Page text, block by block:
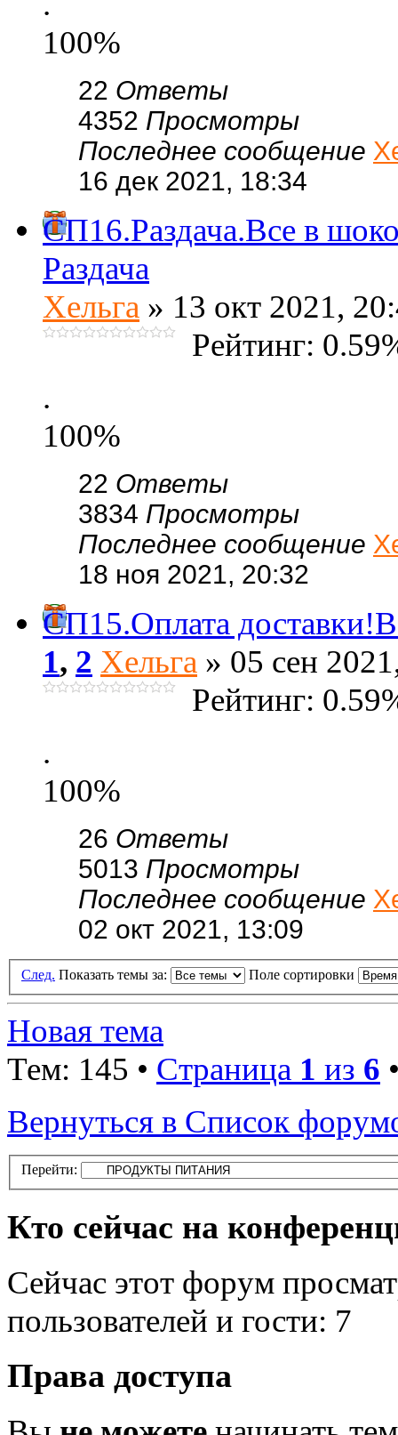
100%
22 Ответы
4352 Просмотры
Последнее сообщение
16 дек 2021, 18:34
СП16.Раздача.Все в
Раздача
Хельга » 13 окт 2021,
Рейтинг:
.
100%
22 Ответы
3834 Просмотры
Последнее сообщение
18 ноя 2021, 20:32
СП15.Оплата
1, 2 Хельга » 05 сен
Рейтинг:
.
100%
26 Ответы
5013 Просмотры
Последнее сообщение
02 окт 2021, 13:09
След. Показать темы за: Поле сортировки
Новая тема
Тем: 145 • Страница 1 из 6
Вернуться в Список
Перейти:
Кто сейчас на
Сейчас этот форум
пользователей и гости: 7
Права доступа